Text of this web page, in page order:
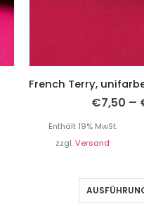
€7,50 –
Enthält 19% MwSt.
zzgl.Versand